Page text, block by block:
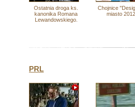
Ostatnia droga ks.
kanonika Romana
Lewandowskiego.
Chojnice
miasto
PRL